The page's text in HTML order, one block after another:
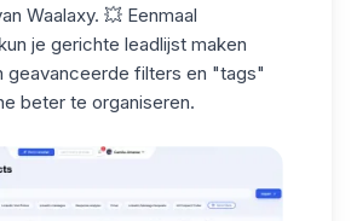
Waalaxy. 💥 Eenmaal
je gerichte leadlijst maken
geavanceerde filters en "tags"
beter te organiseren.